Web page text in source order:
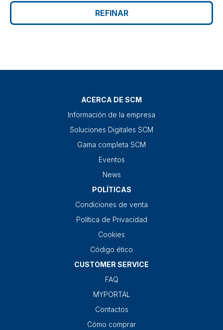
REFINAR
ACERCA DE SCM
Información de la empresa
Soluciones Digitales SCM
Gama completa SCM
Eventos
News
POLÍTICAS
Condiciones de venta
Política de Privacidad
Cookies
Código ético
CUSTOMER SERVICE
FAQ
MYPORTAL
Contactos
Cómo comprar